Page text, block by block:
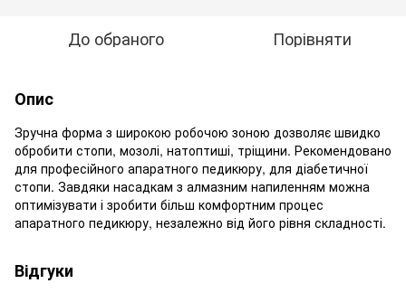
До обраного Порівняти
Опис
Зручна форма з широкою робочою зоною дозволяє швидко
обробити стопи, мозолі, натоптиші, тріщини. Рекомендовано
для професійного апаратного педикюру, для діабетичної
стопи. Завдяки насадкам з алмазним напиленням можна
оптимізувати і зробити більш комфортним процес
апаратного педикюру, незалежно від його рівня складності.
Відгуки